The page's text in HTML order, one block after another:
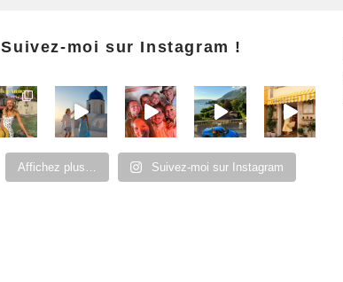
Suivez-moi sur Instagram !
Affichez plus… Suivez-moi sur Instagram